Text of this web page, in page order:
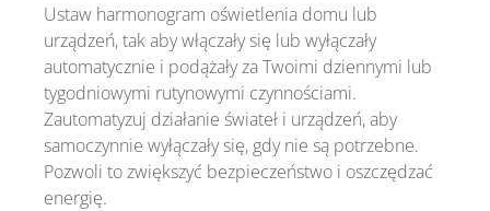
Ustaw harmonogram oświetlenia domu lub
urządzeń, tak aby włączały się lub wyłączały
automatycznie i podążały za Twoimi dziennymi lub
tygodniowymi rutynowymi czynnościami.
Zautomatyzuj działanie świateł i urządzeń, aby
samoczynnie wyłączały się, gdy nie są potrzebne.
Pozwoli to zwiększyć bezpieczeństwo i oszczędzać
energię.